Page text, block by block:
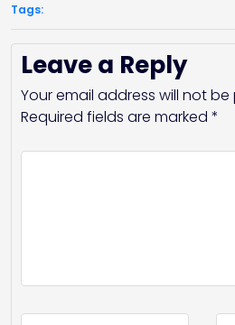
Tags:
Leave a Reply
Your email address will not be
Required fields are marked *